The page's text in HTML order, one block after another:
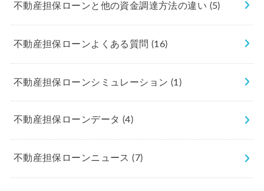
不動産担保ローンと他の資金調達方法の違い (5)
不動産担保ローンよくある質問(16)
不動産担保ローンシミュレーション (1)
不動産担保ローンデータ (4)
不動産担保ローンニュース(7)